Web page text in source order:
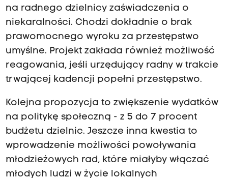
na radnego dzielnicy zaświadczenia o
niekaralności. Chodzi dokładnie o brak
prawomocnego wyroku za przestępstwo
umyślne. Projekt zakłada również możliwość
reagowania, jeśli urzędujący radny w trakcie
trwającej kadencji popełni przestępstwo.
Kolejna propozycja to zwiększenie wydatków
na politykę społeczną - z 5 do 7 procent
budżetu dzielnic. Jeszcze inna kwestia to
wprowadzenie możliwości powoływania
młodzieżowych rad, które miałyby włączać
młodych ludzi w życie lokalnych